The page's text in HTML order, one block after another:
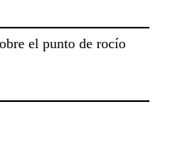
el punto de rocío